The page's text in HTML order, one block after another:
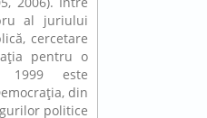
al juriului
cercetare
pentru o
1999 este
din
politice